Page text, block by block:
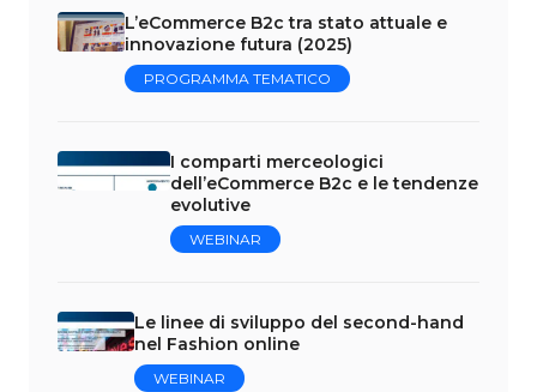
L’eCommerce B2c tra stato attuale e
innovazione futura (2025)
PROGRAMMA TEMATICO
I comparti merceologici
dell’eCommerce B2c e le tendenze
evolutive
WEBINAR
Le linee di sviluppo del second-hand
nel Fashion online
WEBINAR